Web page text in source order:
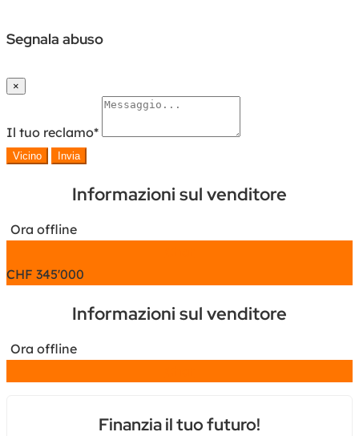
Segnala abuso
×
Il tuo reclamo*
Vicino Invia
Informazioni sul venditore
Ora offline
CHF 345'000
Informazioni sul venditore
Ora offline
Finanzia il tuo futuro!